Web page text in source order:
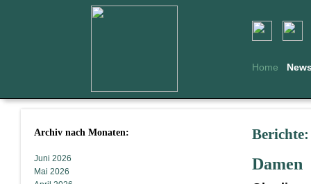
Home
Archiv nach Monaten:
Juni 2026
Mai 2026
Damen